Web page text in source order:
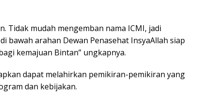
Tidak mudah mengemban nama ICMI, jadi
bawah arahan Dewan Penasehat InsyaAllah siap
kemajuan Bintan” ungkapnya.
dapat melahirkan pemikiran-pemikiran yang
dan kebijakan.